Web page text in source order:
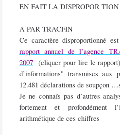
EN FAIT LA DISPROPOR TION
A PAR TRACFIN
Ce caractère disproportionné
rapport annuel de l’agence
2007 (cliquer pour lire le rapport)
d’informations" transmises aux
12.481 déclarations de soupçon
Je ne connaîs pas d’autres
fortement et profondément
arithmétique de ces chiffres